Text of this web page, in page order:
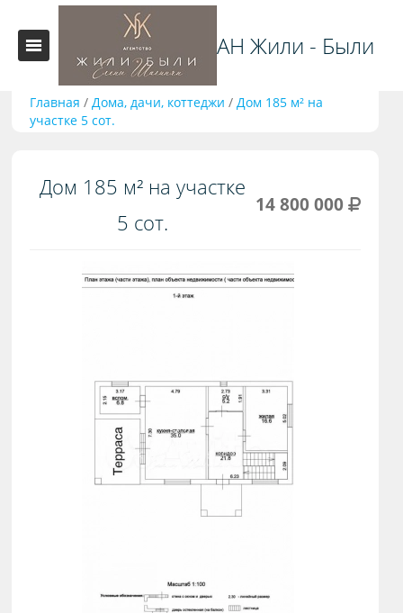
АН Жили - Были
Главная /Дома, дачи, коттеджи /Дом 185 м² на
участке 5 сот.
Дом 185 м² на участке
5 сот.
14 800 000